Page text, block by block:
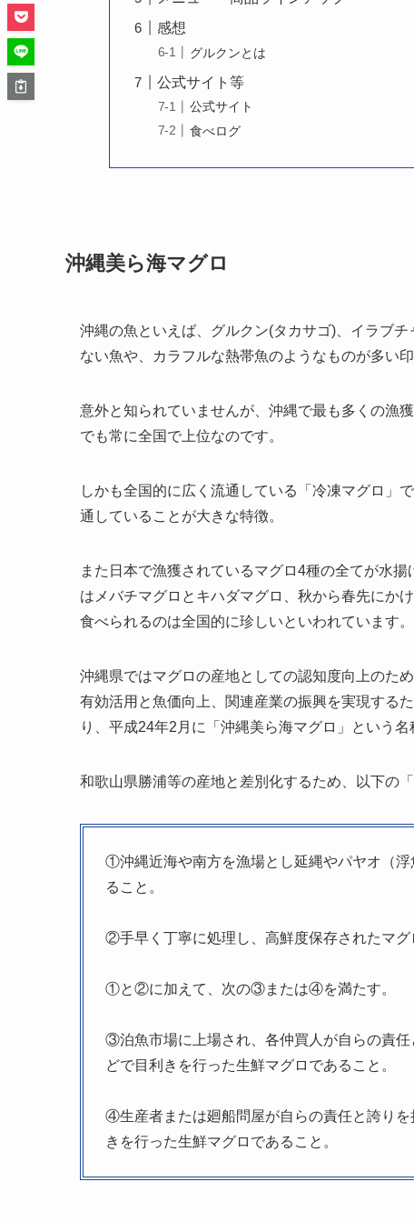
感想
グルクンとは
公式サイト等
公式サイト
食べログ
沖縄美ら海マグロ
沖縄の魚といえば、グルクン(タカサゴ)、イラブ
ない魚や、カラフルな熱帯魚のようなものが多い印
意外と知られていませんが、沖縄で最も多くの漁
でも常に全国で上位なのです。
しかも全国的に広く流通している「冷凍マグロ」
通していることが大きな特徴。
また日本で漁獲されているマグロ4種の全てが水
はメバチマグロとキハダマグロ、秋から春先にか
食べられるのは全国的に珍しいといわれています。
沖縄県ではマグロの産地としての認知度向上のた
有効活用と魚価向上、関連産業の振興を実現する
り、平成24年2月に「沖縄美ら海マグロ」という名
和歌山県勝浦等の産地と差別化するため、以下の
①沖縄近海や南方を漁場とし延縄やパヤオ（
ること。
②手早く丁寧に処理し、高鮮度保存されたマグ
①と②に加えて、次の③または④を満たす。
③泊魚市場に上場され、各仲買人が自らの責
どで目利きを行った生鮮マグロであること。
④生産者または廻船問屋が自らの責任と誇り
きを行った生鮮マグロであること。